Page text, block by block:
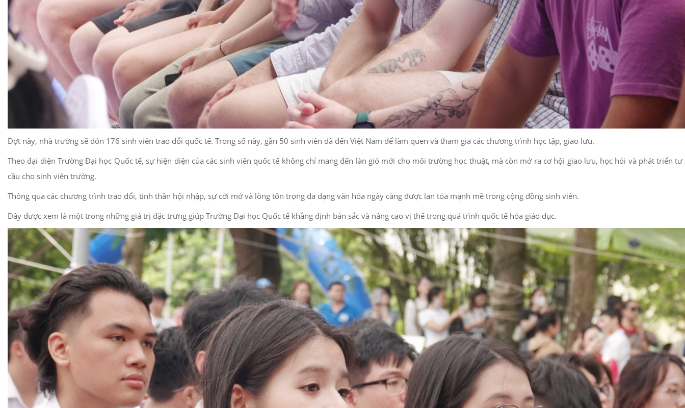
Đợt này, nhà trường sẽ đón 176 sinh viên trao đổi quốc tế. Trong số này, gần 50 sinh viên đã đến Việt Nam để làm quen và tham gia các chương trình học tập, giao lưu.
Theo đại diện Trường Đại học Quốc tế, sự hiện diện của các sinh viên quốc tế không chỉ mang đến làn gió mới cho môi trường học thuật, mà còn mở ra cơ hội giao lưu, học hỏi và phát triển
cầu cho sinh viên trường.
Thông qua các chương trình trao đổi, tinh thần hội nhập, sự cởi mở và lòng tôn trọng đa dạng văn hóa ngày càng được lan tỏa mạnh mẽ trong cộng đồng sinh viên.
Đây được xem là một trong những giá trị đặc trưng giúp Trường Đại học Quốc tế khẳng định bản sắc và nâng cao vị thế trong quá trình quốc tế hóa giáo dục.